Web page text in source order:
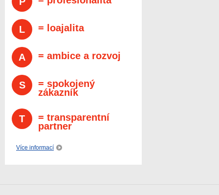
L = loajalita
A = ambice a rozvoj
S
= spokojený
zákazník
T
= transparentní
partner
Více informací